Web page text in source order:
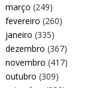
março (249)
fevereiro (260)
janeiro (335)
dezembro (367)
novembro (417)
outubro (309)